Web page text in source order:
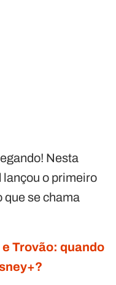
Nesta
lançou o primeiro
que se chama
Trovão: quando